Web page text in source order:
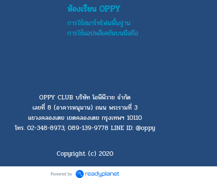
ห้องเรียน OPPY
การใช้สมาร์ทโฟนพื้นฐาน
การใช้แอปพลิเคชันบนมือถือ
OPPY CLUB บริษัท โอพีพีวาย จำกัด
เลขที่ 8 (อาคารหนุมาน) ถนน พระรามที่ 3
แขวงคลองเตย เขตคลองเตย กรุงเทพฯ 10110
โทร. 02-348-8973, 089-139-9778 LINE ID: @oppy
Copyright (c) 2020